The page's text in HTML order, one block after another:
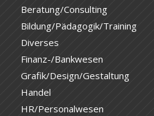
Beratung/Consulting
Bildung/Pädagogik/Training
Diverses
Finanz-/Bankwesen
Grafik/Design/Gestaltung
Handel
HR/Personalwesen